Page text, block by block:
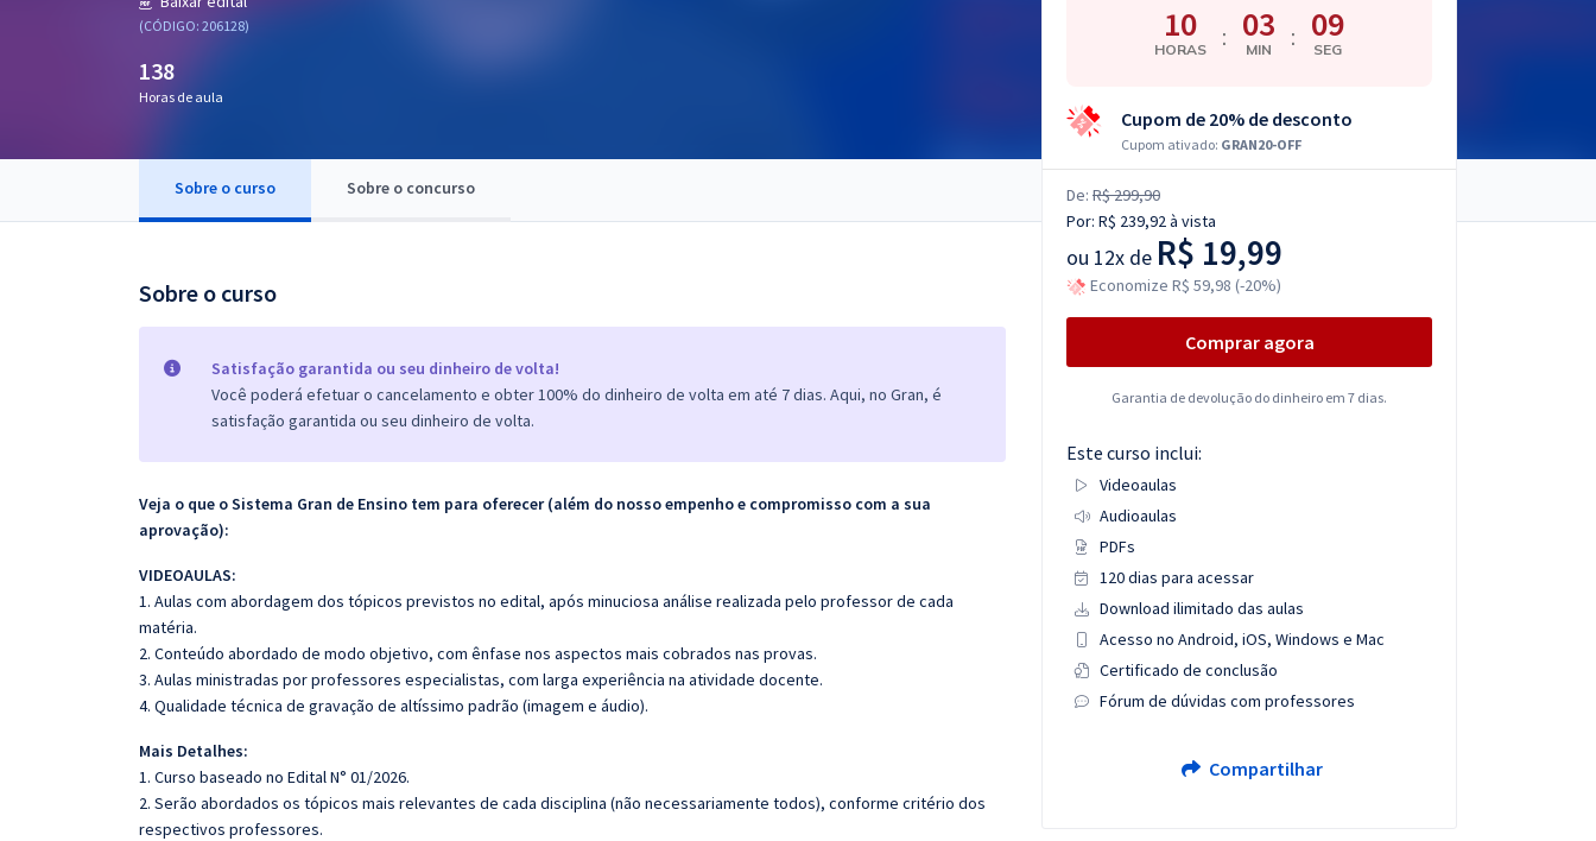
Conteúdo gratuito
(CÓDIGO: 206128)
138
Horas de aula
Sobre o curso Sobre o concurso
Sobre o curso
Satisfação garantida ou seu dinheiro de volta!
Você poderá efetuar o cancelamento e obter 100% do dinheiro de volta em até 7 dias. Aqui, no Gran, é
satisfação garantida ou seu dinheiro de volta.
Veja o que o Sistema Gran de Ensino tem para oferecer (além do nosso empenho e compromisso com a sua
aprovação):
VIDEOAULAS:
1. Aulas com abordagem dos tópicos previstos no edital, após minuciosa análise realizada pelo professor de cada
matéria.
2. Conteúdo abordado de modo objetivo, com ênfase nos aspectos mais cobrados nas provas.
3. Aulas ministradas por professores especialistas, com larga experiência na atividade docente.
4. Qualidade técnica de gravação de altíssimo padrão (imagem e áudio).
Mais Detalhes:
1. Curso baseado no Edital N° 01/2026.
2. Serão abordados os tópicos mais relevantes de cada disciplina (não necessariamente todos), conforme critério dos
respectivos professores.
10
HORAS : 03
MIN : 08
SEG
Cupom de 20% de desconto
Cupom ativado: GRAN20-OFF
De: R$ 299,90
Por: R$ 239,92à vista
ou 12x de R$ 19,99
Economize R$ 59,98 (-20%)
Comprar agora
Garantia de devolução do dinheiro em 7 dias.
Este curso inclui:
Videoaulas
Audioaulas
PDFs
120 dias para acessar
Download ilimitado das aulas
Acesso no Android, iOS, Windows e Mac
Certificado de conclusão
Fórum de dúvidas com professores
Compartilhar